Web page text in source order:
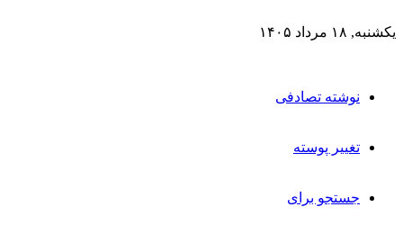
یکشنبه, ۱۸ مرداد ۱۴۰۵
نوشته تصادفی
تغییر پوسته
جستجو برای